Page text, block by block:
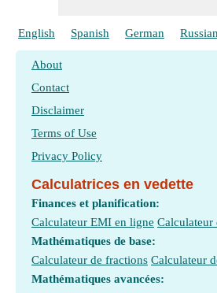
English Spanish German Russian
About
Contact
Disclaimer
Terms of Use
Privacy Policy
Calculatrices en vedette
Finances et planification:
Calculateur EMI en ligne Calculateur
Mathématiques de base:
Calculateur de fractions Calculateur
Mathématiques avancées: